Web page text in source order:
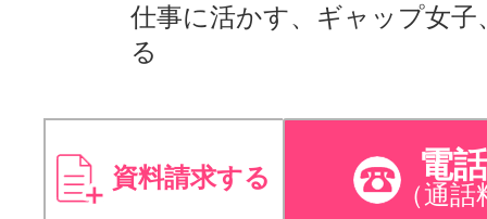
仕事に活かす、ギャップ女子
る
資料請求する 電
（通話